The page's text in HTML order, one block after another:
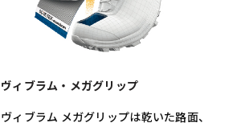
ヴィブラム・メガグリップ
ヴィブラム メガグリップは乾いた路面、